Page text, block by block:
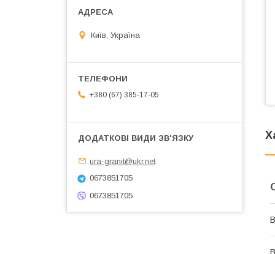
Київ, Україна
+380 (67) 385-17-05
ura-granit@ukr.net
0673851705
0673851705